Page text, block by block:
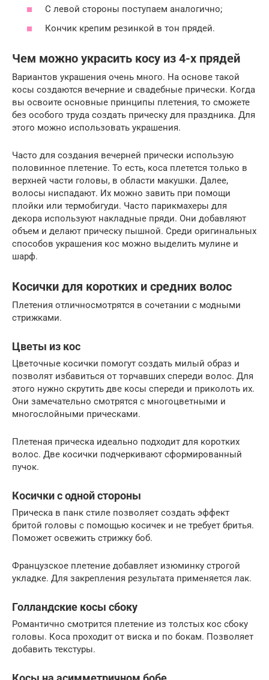
С левой стороны поступаем аналогично;
Кончик крепим резинкой в тон прядей.
Чем можно украсить косу из 4-х прядей
Вариантов украшения очень много. На основе такой
косы создаются вечерние и свадебные прически. Когда
вы освоите основные принципы плетения, то сможете
без особого труда создать прическу для праздника. Для
этого можно использовать украшения.
Часто для создания вечерней прически использую
половинное плетение. То есть, коса плетется только в
верхней части головы, в области макушки. Далее,
волосы ниспадают. Их можно завить при помощи
плойки или термобигуди. Часто парикмахеры для
декора используют накладные пряди. Они добавляют
объем и делают прическу пышной. Среди оригинальных
способов украшения кос можно выделить мулине и
шарф.
Косички для коротких и средних волос
Плетения отличносмотрятся в сочетании с модными
стрижками.
Цветы из кос
Цветочные косички помогут создать милый образ и
позволят избавиться от торчавших спереди волос. Для
этого нужно скрутить две косы спереди и приколоть их.
Они замечательно смотрятся с многоцветными и
многослойными прическами.
Плетеная прическа идеально подходит для коротких
волос. Две косички подчеркивают сформированный
пучок.
Косички с одной стороны
Прическа в панк стиле позволяет создать эффект
бритой головы с помощью косичек и не требует бритья.
Поможет освежить стрижку боб.
Французское плетение добавляет изюминку строгой
укладке. Для закрепления результата применяется лак.
Голландские косы сбоку
Романтично смотрится плетение из толстых кос сбоку
головы. Коса проходит от виска и по бокам. Позволяет
добавить текстуры.